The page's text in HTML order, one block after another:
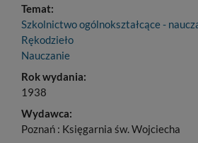
Temat:
Szkolnictwo ogólnokształcące -
Rękodzieło
Nauczanie
Rok wydania:
1938
Wydawca:
Poznań : Księgarnia św. Wojciecha